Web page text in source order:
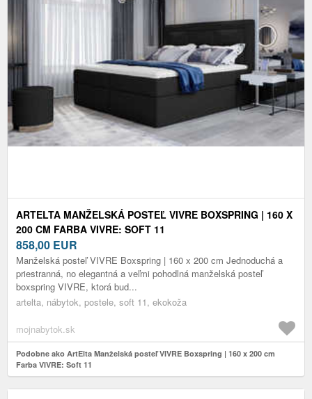
ARTELTA MANŽELSKÁ POSTEĽ VIVRE BOXSPRING | 160 X
200 CM FARBA VIVRE: SOFT 11
858,00 EUR
Manželská posteľ VIVRE Boxspring | 160 x 200 cm Jednoduchá a
priestranná, no elegantná a veľmi pohodlná manželská posteľ
boxspring VIVRE, ktorá bud...
artelta, nábytok, postele, soft 11, ekokoža
mojnabytok.sk
Podobne ako ArtElta Manželská posteľ VIVRE Boxspring | 160 x 200 cm
Farba VIVRE: Soft 11